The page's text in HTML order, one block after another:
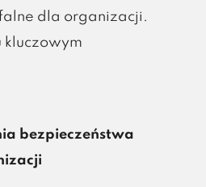
dla organizacji.
kluczowym
bezpieczeństwa